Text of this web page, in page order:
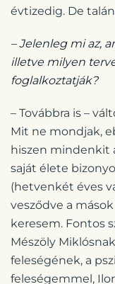
évtizedig. De
– Jelenleg mi az,
illetve milyen
foglalkoztatják?
– Továbbra is –
Mit ne mondjak,
hiszen mindenkit
saját élete
(hetvenkét éves
vesződve a
keresem. Fontos
Mészöly
feleségének, a
feleségemmel,